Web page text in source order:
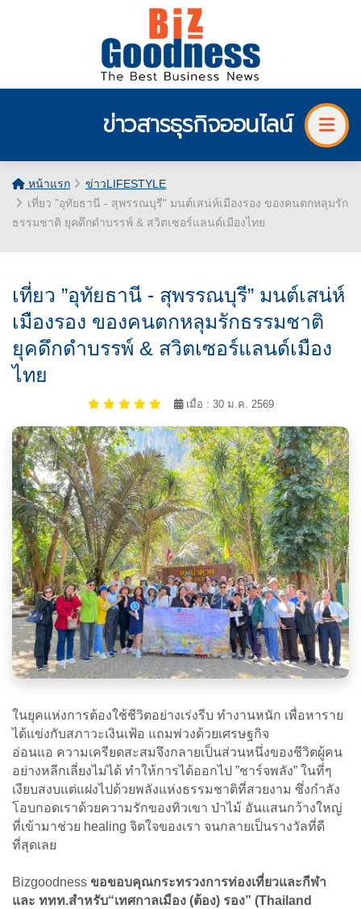
ข่าวสารธุรกิจออนไลน์
หน้าแรก
ข่าวLIFESTYLE
เที่ยว ”อุทัยธานี - สุพรรณบุรี” มนต์เสน่ห์เมืองรอง ของคนตกหลุมรัก
ธรรมชาติ ยุคดึกดำบรรพ์ & สวิตเซอร์แลนด์เมืองไทย
เที่ยว ”อุทัยธานี - สุพรรณบุรี” มนต์เสน่ห์
เมืองรอง ของคนตกหลุมรักธรรมชาติ
ยุคดึกดำบรรพ์ & สวิตเซอร์แลนด์เมือง
ไทย
เมื่อ : 30 ม.ค. 2569
ในยุคแห่งการต้องใช้ชีวิตอย่างเร่งรีบ ทำงานหนัก เพื่อหาราย
ได้แข่งกับสภาวะเงินเฟ้อ แถมพ่วงด้วยเศรษฐกิจ
อ่อนแอ ความเครียดสะสมจึงกลายเป็นส่วนหนึ่งของชีวิตผู้คน
อย่างหลีกเลี่ยงไม่ได้ ทำให้การได้ออกไป ”ชาร์จพลัง” ในที่ๆ
เงียบสงบแต่แฝงไปด้วยพลังแห่งธรรมชาติที่สวยงาม ซึ่งกำลัง
โอบกอดเราด้วยความรักของทิวเขา ป่าไม้ อันแสนกว้างใหญ่
ที่เข้ามาช่วย healing จิตใจของเรา จนกลายเป็นรางวัลที่ดี
ที่สุดเลย
Bizgoodness ขอขอบคุณกระทรวงการท่องเที่ยวและกีฬา
และ ททท.สำหรับ“เทศกาลเมือง (ต้อง) รอง” (Thailand